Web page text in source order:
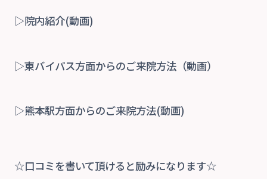
▷院内紹介(動画)
▷東バイパス方面からのご来院方法（動画）
▷熊本駅方面からのご来院方法(動画)
☆口コミを書いて頂けると励みになります☆